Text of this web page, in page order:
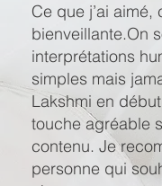
Ce que j’ai aimé,
bienveillante.On
interprétations
simples mais
Lakshmi en
touche agréable
contenu. Je
personne qui